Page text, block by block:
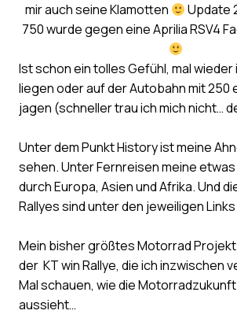
mir auch seine Klamotten
Update
750 wurde gegen eine Aprilia RSV4
Ist schon ein tolles Gefühl, mal wieder
liegen oder auf der Autobahn mit 250
jagen (schneller trau ich mich nicht…
Unter dem Punkt History ist meine
sehen. Unter Fernreisen meine
durch Europa, Asien und Afrika. Und
Rallyes sind unter den jeweiligen
Mein bisher größtes Motorrad Projekt
der KT win Rallye, die ich inzwischen
Mal schauen, wie die
aussieht…